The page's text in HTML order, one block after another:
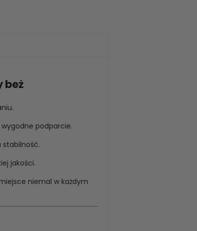
beż
podparcie.
stabilność.
jakości.
niemal w każdym